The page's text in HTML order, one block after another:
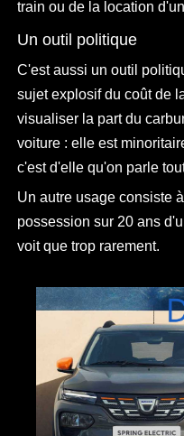
train ou de la location
Un outil politique
C'est aussi un outil
sujet explosif du coût de
visualiser la part du
voiture : elle est
c'est d'elle qu'on parle
Un autre usage consiste
possession sur 20 ans
voit que trop rarement.